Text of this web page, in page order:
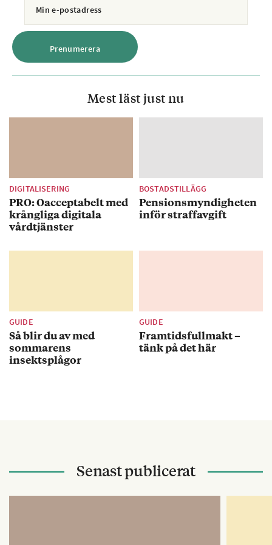
Mest läst just nu
DIGITALISERING
PRO: Oacceptabelt med
krångliga digitala
vårdtjänster
BOSTADSTILLÄGG
Pensionsmyndigheten
inför straffavgift
GUIDE
Så blir du av med
sommarens
insektsplågor
GUIDE
Framtidsfullmakt –
tänk på det här
Senast publicerat